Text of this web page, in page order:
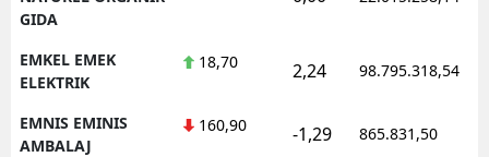
GIDA
EMKEL EMEK
ELEKTRIK
18,70 2,24 98.795.318,54
EMNIS EMINIS
AMBALAJ
160,90 -1,29 865.831,50